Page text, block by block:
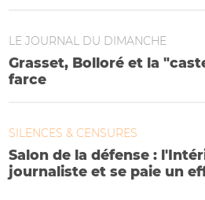
LE JOURNAL DU DIMANCHE
Grasset, Bolloré et la
farce
SILENCES & CENSURES
Salon de la défense :
journaliste et se paie un